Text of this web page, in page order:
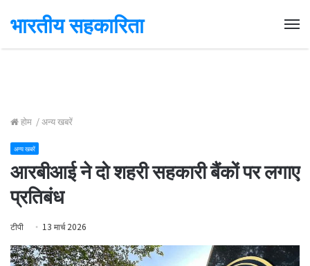
भारतीय सहकारिता
होम /अन्य खबरें
अन्य खबरें
आरबीआई ने दो शहरी सहकारी बैंकों पर लगाए
प्रतिबंध
टीपी 13 मार्च 2026